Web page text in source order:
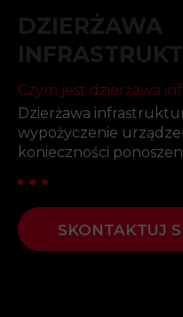
DZIERŻAWA
Czym jest dzierżawa
Dzierżawa
wypożyczenie
konieczności
SKONTAKTUJ